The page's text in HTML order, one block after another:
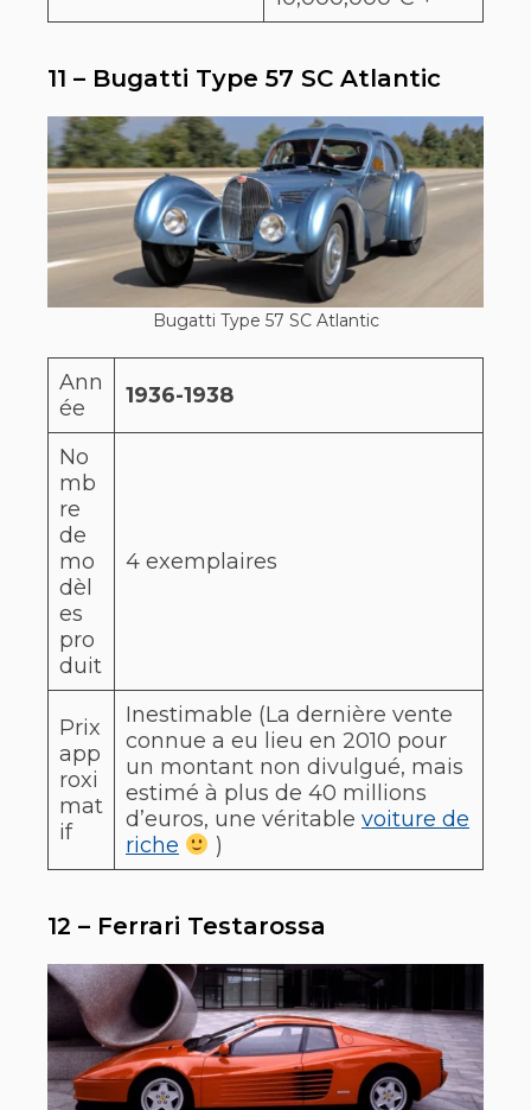
11 – Bugatti Type 57 SC Atlantic
Bugatti Type 57 SC Atlantic
Ann
ée
1936-1938
No
mb
re
de
mo
dèl
es
pro
duit
4 exemplaires
Prix
app
roxi
mat
if
Inestimable (La dernière vente
connue a eu lieu en 2010 pour
un montant non divulgué, mais
estimé à plus de 40 millions
d’euros, une véritable voiture de
riche
)
12 – Ferrari Testarossa